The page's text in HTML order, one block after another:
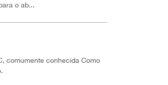
o ab...
comumente conhecida Como